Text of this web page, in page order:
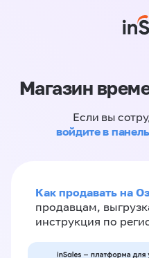
Магазин
Если вы
войдите в
Как продавать на
продавцам,
инструкция по